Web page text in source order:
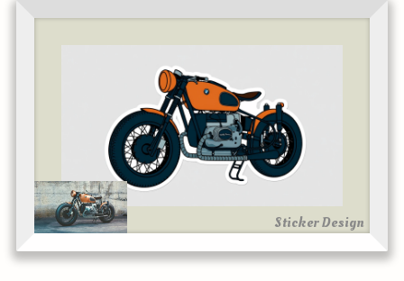
Sticker Design